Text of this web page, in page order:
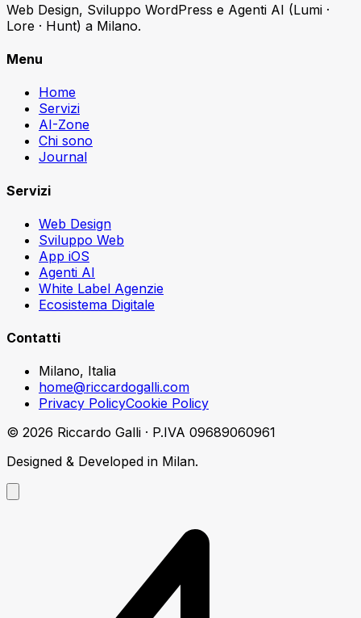
Web Design, Sviluppo WordPress e Agenti AI (Lumi ·
Lore · Hunt) a Milano.
Menu
Home
Servizi
AI-Zone
Chi sono
Journal
Servizi
Web Design
Sviluppo Web
App iOS
Agenti AI
White Label Agenzie
Ecosistema Digitale
Contatti
Milano, Italia
home@riccardogalli.com
Privacy PolicyCookie Policy
© 2026 Riccardo Galli · P.IVA 09689060961
Designed & Developed in Milan.